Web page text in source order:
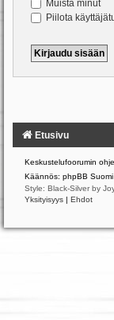
Muista minut
Piilota
Etusivu
Keskustelufoorumin
Käännös: phpBB
Style: Black-Silver by
Yksityisyys | Ehdot